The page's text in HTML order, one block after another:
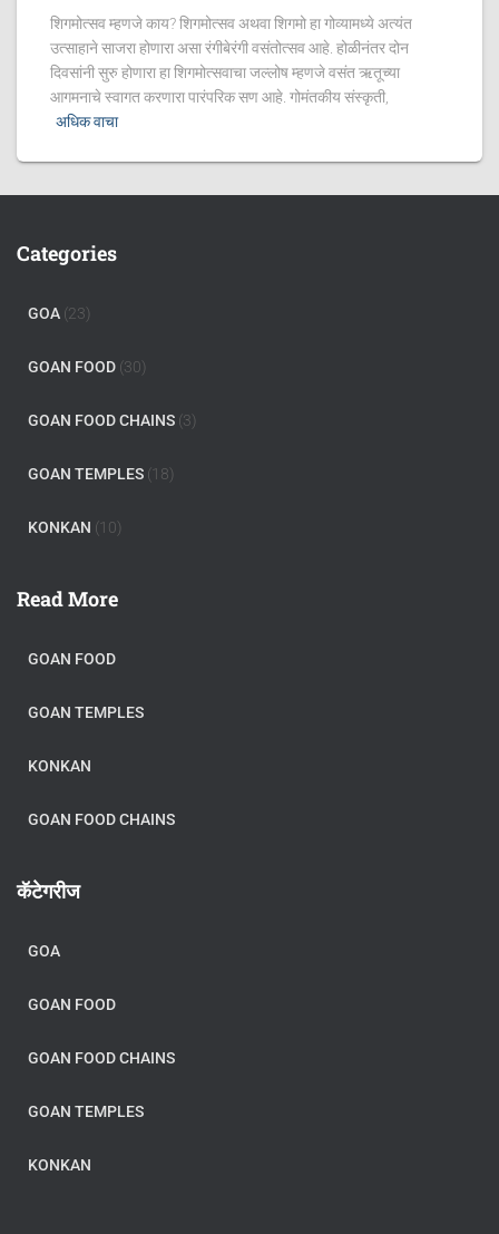
शिगमोत्सव म्हणजे काय? शिगमोत्सव अथवा शिगमो हा गोव्यामध्ये अत्यंत
उत्साहाने साजरा होणारा असा रंगीबेरंगी वसंतोत्सव आहे. होळीनंतर दोन
दिवसांनी सुरु होणारा हा शिगमोत्सवाचा जल्लोष म्हणजे वसंत ऋतूच्या
आगमनाचे स्वागत करणारा पारंपरिक सण आहे. गोमंतकीय संस्कृती,
अधिक वाचा
Categories
GOA (23)
GOAN FOOD (30)
GOAN FOOD CHAINS (3)
GOAN TEMPLES (18)
KONKAN (10)
Read More
GOAN FOOD
GOAN TEMPLES
KONKAN
GOAN FOOD CHAINS
कॅटेगरीज
GOA
GOAN FOOD
GOAN FOOD CHAINS
GOAN TEMPLES
KONKAN